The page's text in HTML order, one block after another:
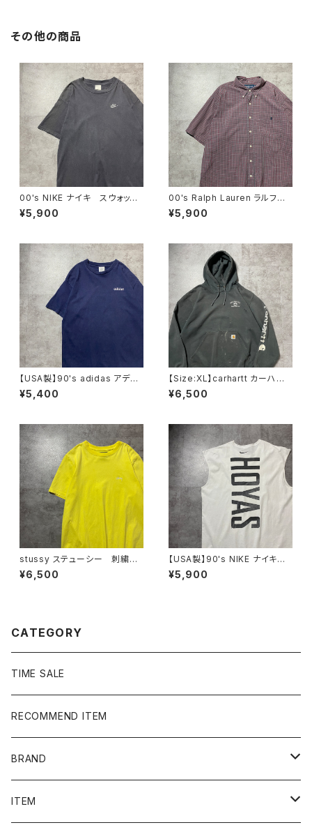
その他の商品
00's NIKE ナイキ スウォッシ
ュ 刺繍ワンポイント チャコ
ールグレー Tシャツ
¥5,900
00's Ralph Lauren ラルフロ
ーレン 刺繍ロゴ ポニー チ
ェック総柄 半袖 ボタンダウ
¥5,900
【USA製】90's adidas アディ
ダス 刺繍ワンポイント ネイ
ビー ヘビーオンス Tシャツ
¥5,400
【Size:XL】carhartt カーハー
ト 刺繍企業ロゴ アームプリ
ント グッドダメージ ダークグ
¥6,500
stussy ステューシー 刺繍ワ
ンポイント ストックロゴ イエ
ロー Tシャツ
¥6,500
【USA製】90's NIKE ナイキ
Georgetown Hoyas バックプ
リント ホワイト 白 ノースリ
¥5,900
CATEGORY
TIME SALE
RECOMMEND ITEM
BRAND
NIKE
ITEM